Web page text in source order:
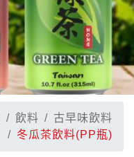
飲料
古早味飲料
冬瓜茶飲料(PP瓶)